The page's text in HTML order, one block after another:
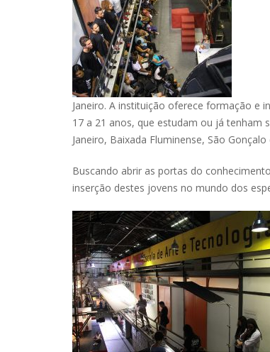
Janeiro. A instituição oferece formação e
17 a 21 anos, que estudam ou já tenham
Janeiro, Baixada Fluminense, São
Buscando abrir as portas do
inserção destes jovens no mundo dos